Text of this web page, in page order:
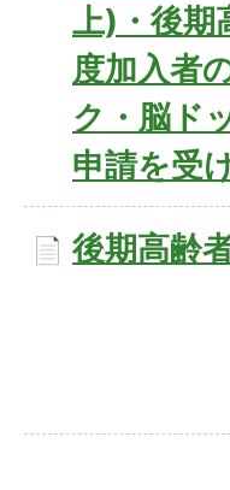
上)・後期
度加入者
ク・脳ド
申請を受
後期高齢